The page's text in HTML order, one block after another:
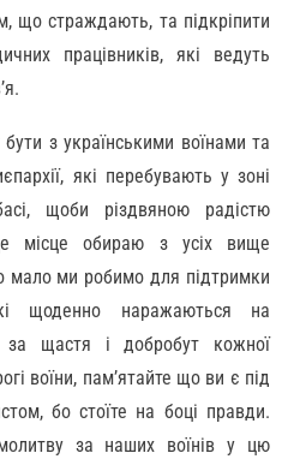
що страждають, та підкріпити
працівників, які ведуть
з українськими воїнами та
які перебувають у зоні
щоби різдвяною радістю
місце обираю з усіх вище
мало ми робимо для підтримки
щоденно наражаються на
за щастя і добробут кожної
воїни, пам’ятайте що ви є під
бо стоїте на боці правди.
за наших воїнів у цю